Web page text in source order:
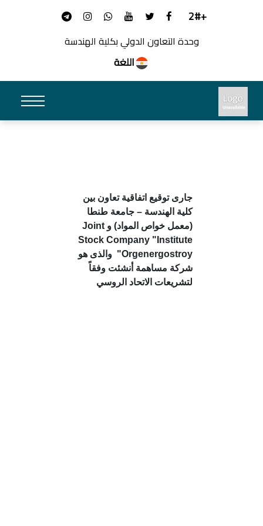
+2#
وحدة التعاون الدولي بكلية الهندسة
اللغة
جارى توقيع اتفاقية تعاون بين
كلية الهندسة – جامعة طنطا
(معمل خواص المواد) و Joint
Stock Company "Institute
Orgenergostroy"
والذى هو
شركة مساهمة أنشئت وفقاً
لتشريعات الاتحاد الروسي